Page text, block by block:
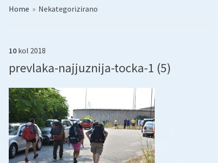
Home » Nekategorizirano
10 kol 2018
prevlaka-najjuznija-tocka-1 (5)